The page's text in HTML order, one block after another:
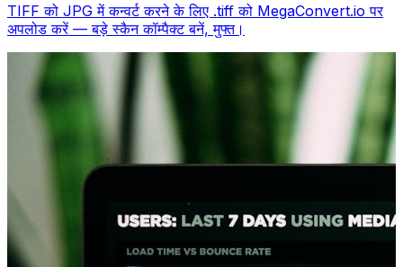
TIFF को JPG में कन्वर्ट करने के लिए .tiff को MegaConvert.io पर
अपलोड करें — बड़े स्कैन कॉम्पैक्ट बनें, मुफ्त।